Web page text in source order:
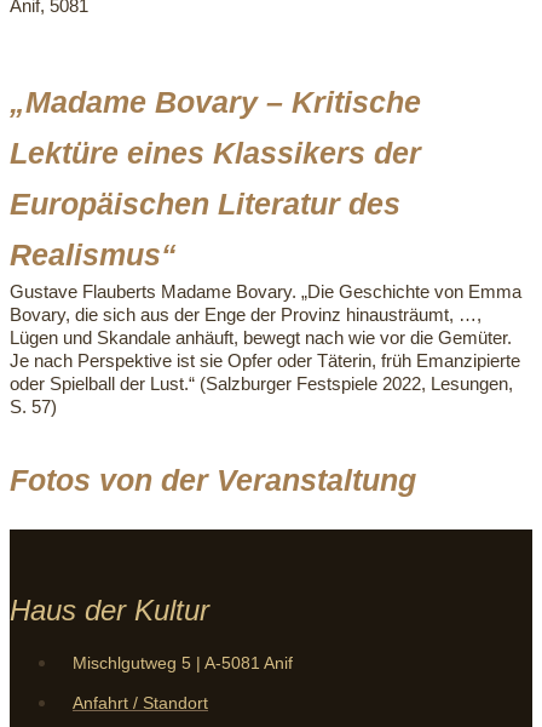
Anif, 5081
„Madame Bovary – Kritische
Lektüre eines Klassikers der
Europäischen Literatur des
Realismus“
Gustave Flauberts Madame Bovary. „Die Geschichte von Emma
Bovary, die sich aus der Enge der Provinz hinausträumt, …,
Lügen und Skandale anhäuft, bewegt nach wie vor die Gemüter.
Je nach Perspektive ist sie Opfer oder Täterin, früh Emanzipierte
oder Spielball der Lust.“ (Salzburger Festspiele 2022, Lesungen,
S. 57)
Fotos von der Veranstaltung
Haus der Kultur
Mischlgutweg 5 | A-5081 Anif
Anfahrt / Standort